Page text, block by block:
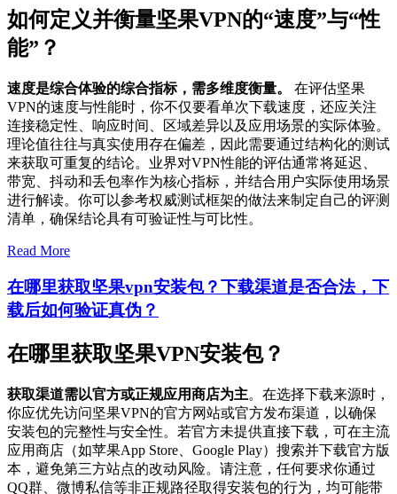
如何定义并衡量坚果VPN的“速度”与“性
能”？
速度是综合体验的综合指标，需多维度衡量。
在评估坚果
VPN的速度与性能时，你不仅要看单次下载速度，还应关注
连接稳定性、响应时间、区域差异以及应用场景的实际体验。
理论值往往与真实使用存在偏差，因此需要通过结构化的测试
来获取可重复的结论。业界对VPN性能的评估通常将延迟、
带宽、抖动和丢包率作为核心指标，并结合用户实际使用场景
进行解读。你可以参考权威测试框架的做法来制定自己的评测
清单，确保结论具有可验证性与可比性。
Read More
在哪里获取坚果vpn安装包？下载渠道是否合法，下
载后如何验证真伪？
在哪里获取坚果VPN安装包？
获取渠道需以官方或正规应用商店为主。在选择下载来源时，
你应优先访问坚果VPN的官方网站或官方发布渠道，以确保
安装包的完整性与安全性。若官方未提供直接下载，可在主流
应用商店（如苹果App Store、Google Play）搜索并下载官方版
本，避免第三方站点的改动风险。请注意，任何要求你通过
QQ群、微博私信等非正规路径取得安装包的行为，均可能带